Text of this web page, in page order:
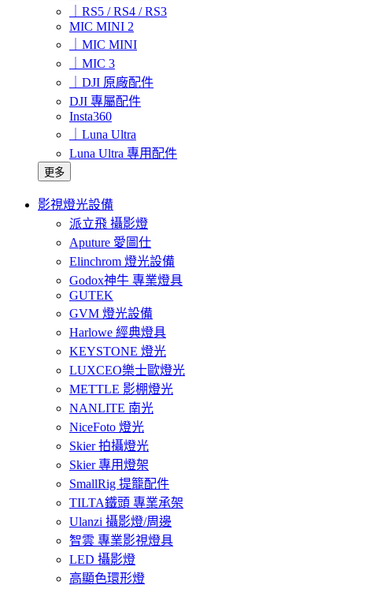
｜RS5 / RS4 / RS3
MIC MINI 2
｜MIC MINI
｜MIC 3
｜DJI 原廠配件
DJI 專屬配件
Insta360
｜Luna Ultra
Luna Ultra 專用配件
更多
影視燈光設備
派立飛 攝影燈
Aputure 愛圖仕
Elinchrom 燈光設備
Godox神牛 專業燈具
GUTEK
GVM 燈光設備
Harlowe 經典燈具
KEYSTONE 燈光
LUXCEO樂士歐燈光
METTLE 影棚燈光
NANLITE 南光
NiceFoto 燈光
Skier 拍攝燈光
Skier 專用燈架
SmallRig 提籠配件
TILTA鐵頭 專業承架
Ulanzi 攝影燈/周邊
智雲 專業影視燈具
LED 攝影燈
高顯色環形燈